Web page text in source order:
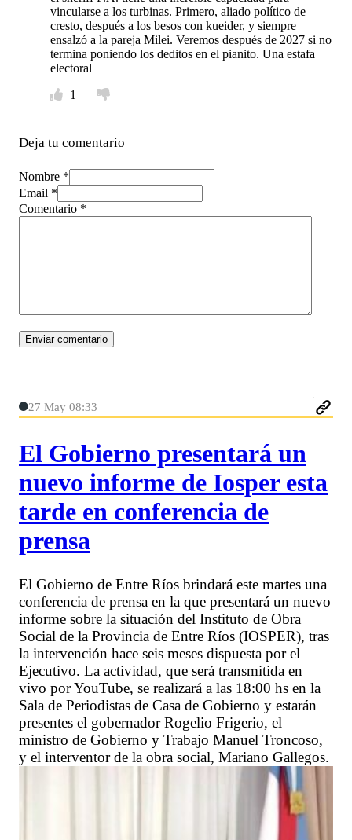
vincularse a los turbinas. Primero, aliado político de
cresto, después a los besos con kueider, y siempre
ensalzó a la pareja Milei. Veremos después de 2027 si no
termina poniendo los deditos en el pianito. Una estafa
electoral
1
Deja tu comentario
Nombre *
Email *
Comentario *
27 May 08:33
El Gobierno presentará un
nuevo informe de Iosper esta
tarde en conferencia de
prensa
El Gobierno de Entre Ríos brindará este martes una
conferencia de prensa en la que presentará un nuevo
informe sobre la situación del Instituto de Obra
Social de la Provincia de Entre Ríos (IOSPER), tras
la intervención hace seis meses dispuesta por el
Ejecutivo. La actividad, que será transmitida en
vivo por YouTube, se realizará a las 18:00 hs en la
Sala de Periodistas de Casa de Gobierno y estarán
presentes el gobernador Rogelio Frigerio, el
ministro de Gobierno y Trabajo Manuel Troncoso,
y el interventor de la obra social, Mariano Gallegos.